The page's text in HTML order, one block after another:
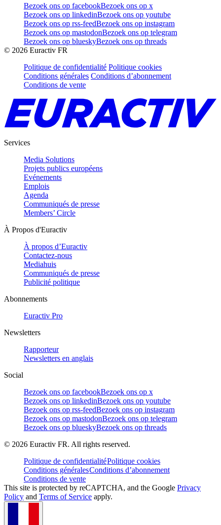
Bezoek ons op facebookBezoek ons op x
Bezoek ons op linkedinBezoek ons op youtube
Bezoek ons op rss-feedBezoek ons op instagram
Bezoek ons op mastodonBezoek ons op telegram
Bezoek ons op blueskyBezoek ons op threads
© 2026 Euractiv FR
Politique de confidentialité Politique cookies
Conditions générales Conditions d’abonnement
Conditions de vente
Services
Media Solutions
Projets publics européens
Evénements
Emplois
Agenda
Communiqués de presse
Members’ Circle
À Propos d'Euractiv
À propos d’Euractiv
Contactez-nous
Mediahuis
Communiqués de presse
Publicité politique
Abonnements
Euractiv Pro
Newsletters
Rapporteur
Newsletters en anglais
Social
Bezoek ons op facebookBezoek ons op x
Bezoek ons op linkedinBezoek ons op youtube
Bezoek ons op rss-feedBezoek ons op instagram
Bezoek ons op mastodonBezoek ons op telegram
Bezoek ons op blueskyBezoek ons op threads
© 2026 Euractiv FR. All rights reserved.
Politique de confidentialitéPolitique cookies
Conditions généralesConditions d’abonnement
Conditions de vente
This site is protected by reCAPTCHA, and the Google Privacy
Policy and Terms of Service apply.